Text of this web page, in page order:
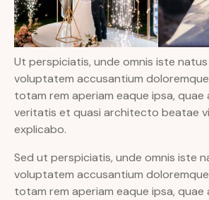
Ut perspiciatis, unde omnis iste
voluptatem accusantium
totam rem aperiam eaque ipsa, quae
veritatis et quasi architecto beatae
explicabo.
Sed ut perspiciatis, unde omnis iste
voluptatem accusantium
totam rem aperiam eaque ipsa, quae